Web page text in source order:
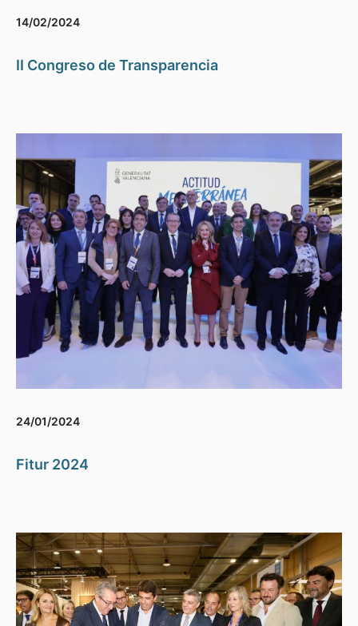
14/02/2024
II Congreso de Transparencia
24/01/2024
Fitur 2024